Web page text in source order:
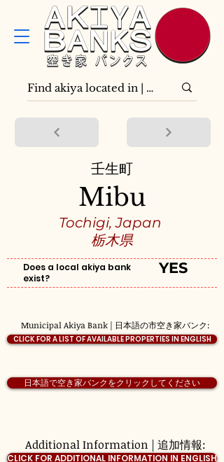
壬生町
Tochigi, Japan
Additional Information | 追加情報:
Municipal Akiya Bank | 日本語の市空き家バンク:
Mibu
Does a local akiya bank
exist?
日本語で空き家バンクをクリックしてください
栃木県
YES
CLICK FOR A LIST OF AVAILABLE PROPERTIES IN ENGLISH
CLICK FOR ADDITIONAL INFORMATION IN ENGLISH